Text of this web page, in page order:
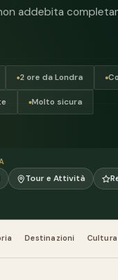
addebita
2 ore da Londra
Molto sicura
Tour e Attività
Destinazioni